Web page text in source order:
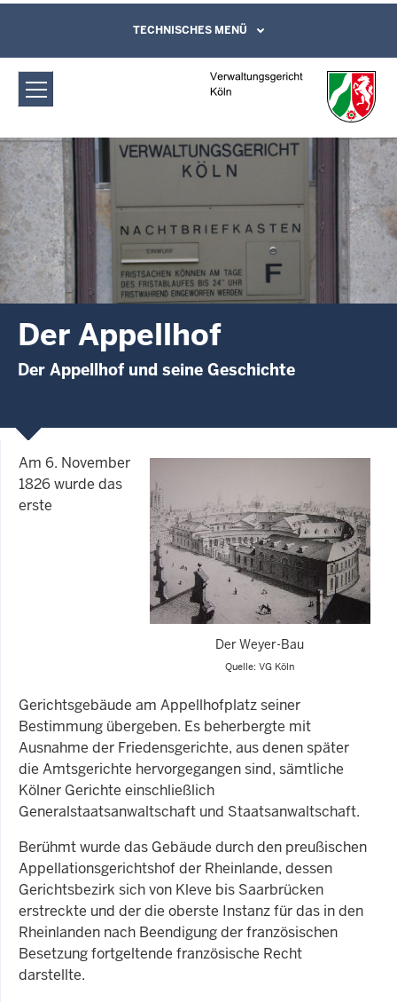
Verwaltungsgericht Köln: Der Appellhof
Direkt zum Inhalt
Leichte Sprache, Gebärdensprachenvideo
und Kontaktformular
TECHNISCHES MENÜ
Der Appellhof
Der Appellhof und seine Geschichte
Der Weyer-Bau
Quelle: VG Köln
Am 6. November
1826 wurde das
erste
Gerichtsgebäude am Appellhofplatz seiner
Bestimmung übergeben. Es beherbergte mit
Ausnahme der Friedensgerichte, aus denen später
die Amtsgerichte hervorgegangen sind, sämtliche
Kölner Gerichte einschließlich
Generalstaatsanwaltschaft und Staatsanwaltschaft.
Berühmt wurde das Gebäude durch den preußischen
Appellationsgerichtshof der Rheinlande, dessen
Gerichtsbezirk sich von Kleve bis Saarbrücken
erstreckte und der die oberste Instanz für das in den
Rheinlanden nach Beendigung der französischen
Besetzung fortgeltende französische Recht
darstellte.